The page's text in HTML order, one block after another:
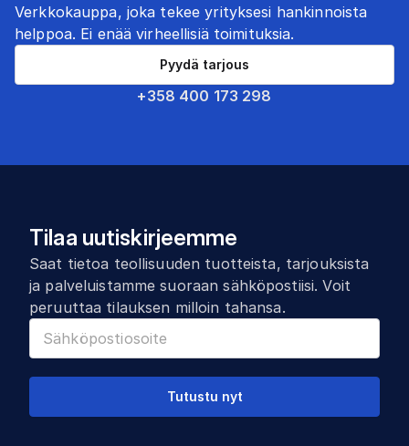
Verkkokauppa, joka tekee yrityksesi hankinnoista
helppoa. Ei enää virheellisiä toimituksia.
+358 400 173 298
Pyydä tarjous
Tilaa uutiskirjeemme
Saat tietoa teollisuuden tuotteista, tarjouksista
ja palveluistamme suoraan sähköpostiisi. Voit
peruuttaa tilauksen milloin tahansa.
Tutustu nyt